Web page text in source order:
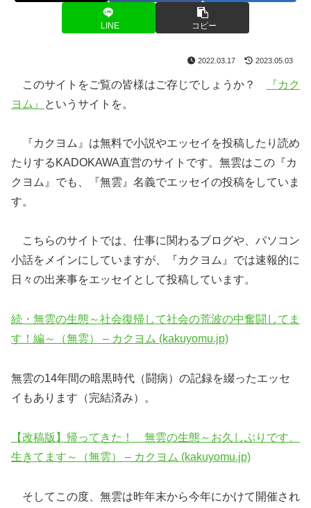
LINE コピー
2022.03.17 2023.05.03
このサイトをご覧の皆様はご存じでしょうか？
『カク
ヨム』
というサイトを。
『カクヨム』は無料で小説やエッセイを投稿したり読め
たりするKADOKAWA直営のサイトです。無雲はこの『カ
クヨム』でも、『無雲』名義でエッセイの投稿をしていま
す。
こちらのサイトでは、仕事に関わるブログや、パソコン
小話をメインにしていますが、『カクヨム』では速報的に
日々の出来事をエッセイとして投稿しています。
続・無雲の生態～社会復帰して社会の荒波の中奮闘してま
す！編～（無雲） – カクヨム (kakuyomu.jp)
無雲の14年間の暗黒時代（闘病）の記録を綴ったエッセ
イもあります（完結済み）。
【改稿版】帰ってきた！ 無雲の生態～お久しぶりです、
生きてます～（無雲） – カクヨム (kakuyomu.jp)
そしてこの度、無雲は昨年末から今年にかけて開催され